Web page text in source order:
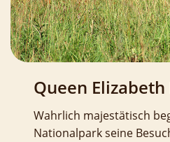
Queen
Wahrlich majestätisch
Nationalpark seine